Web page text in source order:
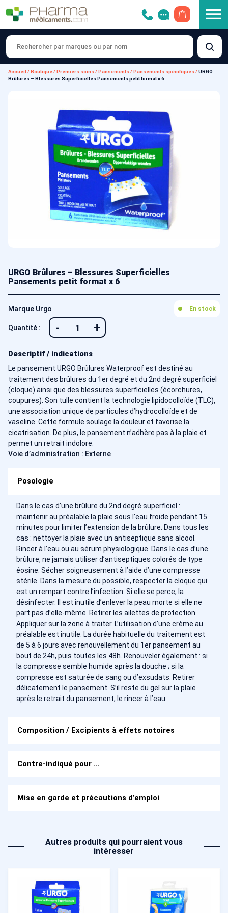
Accueil / Boutique/ Premiers soins / Pansements / Pansements spécifiques /URGO
Brûlures – Blessures Superficielles Pansements petit format x 6
URGO Brûlures – Blessures Superficielles
Pansements petit format x 6
Marque Urgo En stock
Quantité : - +
Descriptif / indications
Le pansement URGO Brûlures Waterproof est destiné au
traitement des brûlures du 1er degré et du 2nd degré superficiel
(cloque) ainsi que des blessures superficielles (écorchures,
coupures). Son tulle contient la technologie lipidocolloïde (TLC),
une association unique de particules d’hydrocolloïde et de
vaseline. Cette formule soulage la douleur et favorise la
cicatrisation. De plus, le pansement n’adhère pas à la plaie et
permet un retrait indolore.
Voie d’administration : Externe
Posologie
Dans le cas d’une brûlure du 2nd degré superficiel :
maintenir au préalable la plaie sous l’eau froide pendant 15
minutes pour limiter l’extension de la brûlure. Dans tous les
cas : nettoyer la plaie avec un antiseptique sans alcool.
Rincer à l’eau ou au sérum physiologique. Dans le cas d’une
brûlure, ne jamais utiliser d’antiseptiques colorés de type
éosine. Sécher soigneusement à l’aide d’une compresse
stérile. Dans la mesure du possible, respecter la cloque qui
est un rempart contre l’infection. Si elle se perce, la
désinfecter. Il est inutile d’enlever la peau morte si elle ne
part pas d’elle-même. Retirer les ailettes de protection.
Appliquer sur la zone à traiter. L’utilisation d’une crème au
préalable est inutile. La durée habituelle du traitement est
de 5 à 6 jours avec renouvellement du 1er pansement au
bout de 24h, puis toutes les 48h. Renouveler également : si
la compresse semble humide après la douche ; si la
compresse est saturée de sang ou d’exsudats. Retirer
délicatement le pansement. S’il reste du gel sur la plaie
après le retrait du pansement, le rincer à l’eau.
Composition / Excipients à effets notoires
Contre-indiqué pour …
Mise en garde et précautions d’emploi
Autres produits qui pourraient vous
intéresser